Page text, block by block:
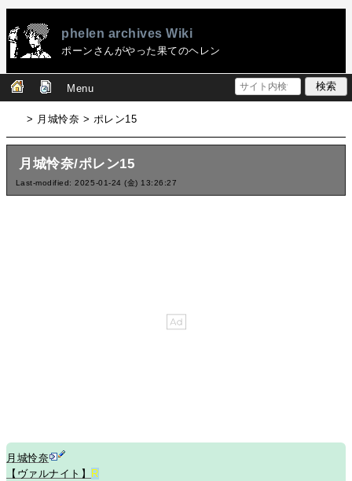
phelen archives Wiki
ポーンさんがやった果てのヘレン
Menu
> 月城怜奈 > ポレン15
月城怜奈/ポレン15
Last-modified: 2025-01-24 (金) 13:26:27
月城怜奈
【ヴァルナイト】
R